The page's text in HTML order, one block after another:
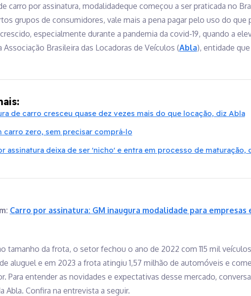
carro por assinatura, modalidadeque começou a ser praticada no
grupos de consumidores, vale mais a pena pagar pelo uso do que
especialmente durante a pandemia da covid-19, quando a
Associação Brasileira das Locadoras de Veículos (Abla), entidade
de carro cresceu quase dez vezes mais do que locação, diz Abla
carro zero, sem precisar comprá-lo
assinatura deixa de ser 'nicho' e entra em processo de maturação,
Carro por assinatura: GM inaugura modalidade para
tamanho da frota, o setor fechou o ano de 2022 com 115 mil
aluguel e em 2023 a frota atingiu 1,57 milhão de automóveis e
Para entender as novidades e expectativas desse mercado,
Abla. Confira na entrevista a seguir.